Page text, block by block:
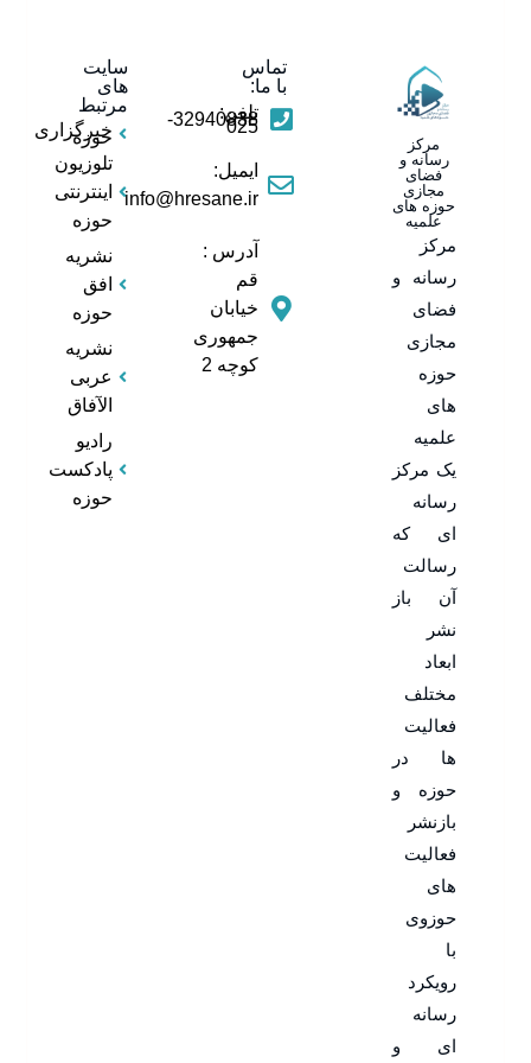
مرکز
رسانه و
فضای
مجازی
حوزه های
علمیه
مرکز
رسانه و
فضای
مجازی
حوزه
های
علمیه
یک مرکز
رسانه
ای که
رسالت
آن باز
نشر
ابعاد
مختلف
فعالیت
ها در
حوزه و
بازنشر
فعالیت
های
حوزوی
با
رویکرد
رسانه
ای و
تماس
با ما:
تلفن:
32940838- 025
ایمیل:
info@hresane.ir
آدرس :
قم
خیابان
جمهوری
کوچه 2
سایت
های
مرتبط
خبرگزاری
حوزه
تلوزیون
اینترنتی
حوزه
نشریه
افق
حوزه
نشریه
عربی
الآفاق
رادیو
پادکست
حوزه